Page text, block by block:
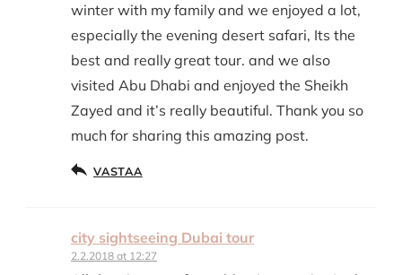
winter with my family and we enjoyed a lot,
especially the evening desert safari, Its the
best and really great tour. and we also
visited Abu Dhabi and enjoyed the Sheikh
Zayed and it’s really beautiful. Thank you so
much for sharing this amazing post.
VASTAA
city sightseeing Dubai tour
2.2.2018 at 12:27